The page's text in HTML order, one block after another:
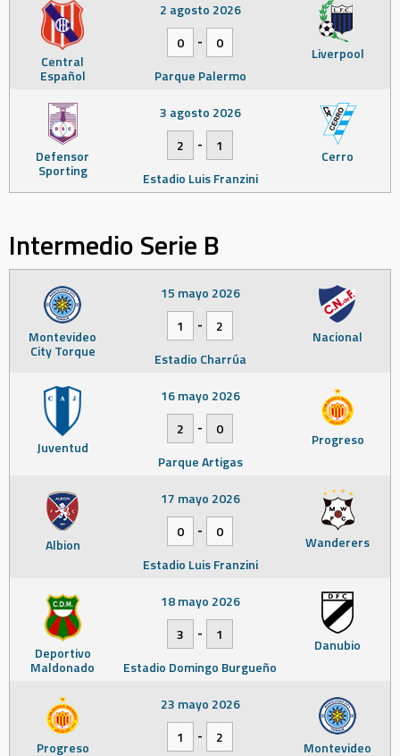
Central
Español
Liverpool
2 agosto 2026
0
-
0
Parque Palermo
Defensor
Sporting
Cerro
3 agosto 2026
2
-
1
Estadio Luis Franzini
Intermedio Serie B
Montevideo
City Torque
Nacional
15 mayo 2026
1
-
2
Estadio Charrúa
Juventud Progreso
16 mayo 2026
2
-
0
Parque Artigas
Albion Wanderers
17 mayo 2026
0
-
0
Estadio Luis Franzini
Deportivo
Maldonado
Danubio
18 mayo 2026
3
-
1
Estadio Domingo Burgueño
Progreso Montevideo
23 mayo 2026
1
-
2